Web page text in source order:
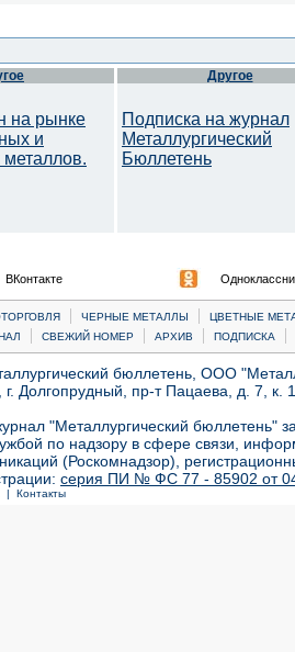
на рынке
и
Другое
Подписка на журнал
Металлургический
Бюллетень
ВКонтакте
| ЧЕРНЫЕ МЕТАЛЛЫ |
ЦВЕТНЫЕ
| СВЕЖИЙ НОМЕР | АРХИВ | ПОДПИСКА |
бюллетень, ООО
г. Долгопрудный, пр-т Пацаева, д. 7,
"Металлургический бюллетень"
по надзору в сфере связи,
(Роскомнадзор),
серия ПИ № ФС 77 - 85902 от 04
| Контакты